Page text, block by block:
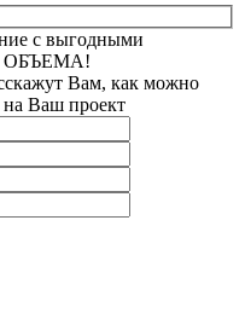
с выгодными
ОБЪЕМА!
Вам, как можно
на Ваш проект